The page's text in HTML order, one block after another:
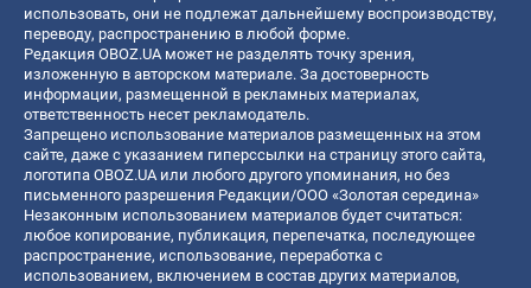
использовать, они не подлежат дальнейшему воспроизводству,
переводу, распространению в любой форме.
Редакция OBOZ.UA может не разделять точку зрения,
изложенную в авторском материале. За достоверность
информации, размещенной в рекламных материалах,
ответственность несет рекламодатель.
Запрещено использование материалов размещенных на этом
сайте, даже с указанием гиперссылки на страницу этого сайта,
логотипа OBOZ.UA или любого другого упоминания, но без
письменного разрешения Редакции/ООО «Золотая середина»
Незаконным использованием материалов будет считаться:
любое копирование, публикация, перепечатка, последующее
распространение, использование, переработка с
использованием, включением в состав других материалов,